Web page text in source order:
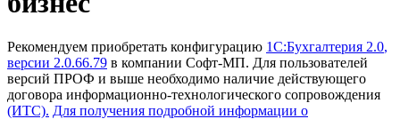
Рекомендуем приобретать конфигурацию 1С:Бухгалтерия 2.0,
версии 2.0.66.79 в компании Софт-МП. Для пользователей
версий ПРОФ и выше необходимо наличие действующего
договора информационно-технологического сопровождения
(ИТС). Для получения подробной информации о